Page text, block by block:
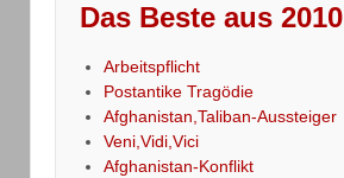
Das Beste aus 2010
Arbeitspflicht
Postantike Tragödie
Afghanistan,Taliban-Aussteiger
Veni,Vidi,Vici
Afghanistan-Konflikt